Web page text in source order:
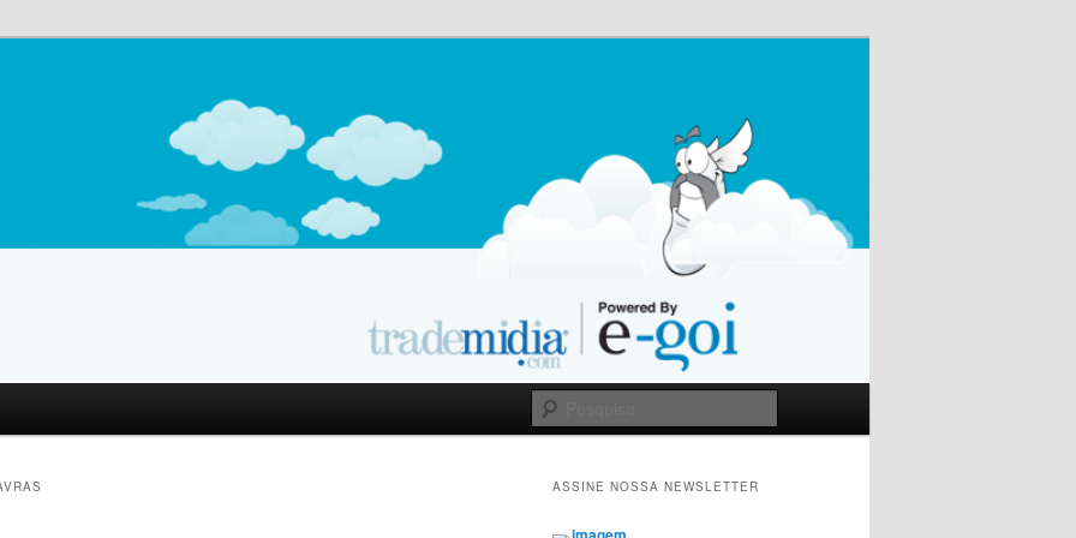
by E-goi | Blog
ASSINE NOSSA NEWSLETTER